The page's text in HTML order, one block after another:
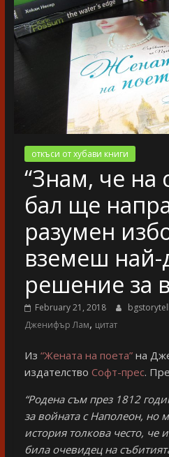
разказ
откъси от хубави книги
“Знам, че на
бал ще
разумен
вземеш най-
решение за
February 21, 2018
Дженифър Лам, цитат
Из “Жената на поета”на
издателство Софт-прес.
“Родена съм през 1812
за войната с Наполеон, но
история толкова често, че
била очевидец на